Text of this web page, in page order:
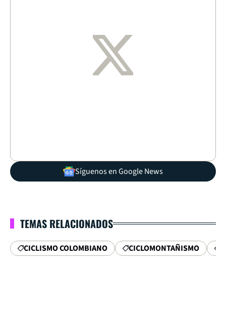
Síguenos en Google News
TEMAS RELACIONADOS
CICLISMO COLOMBIANO CICLOMONTAÑISMO